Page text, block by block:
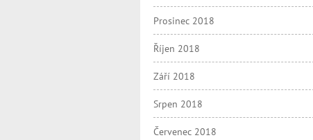
Prosinec 2018
Říjen 2018
Září 2018
Srpen 2018
Červenec 2018